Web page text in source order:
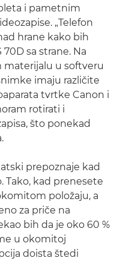
i pametnim
„Telefon
hrane kako bih
sa strane. Na
materijalu u softveru
imaju različite
tvrtke Canon i
rotirati i
što ponekad
prepoznaje kad
Tako, kad prenesete
položaju, a
za priče na
bih da je oko 60 %
u okomitoj
doista štedi